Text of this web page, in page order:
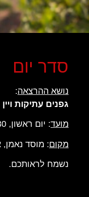
סדר יום
נושא ההרצאה:
גפנים עתיקות
מועד: יום ראשון, 30 במרץ 2025, בשעה 10:30
מקום: מוסד נאמן,
נשמח לראותכם.